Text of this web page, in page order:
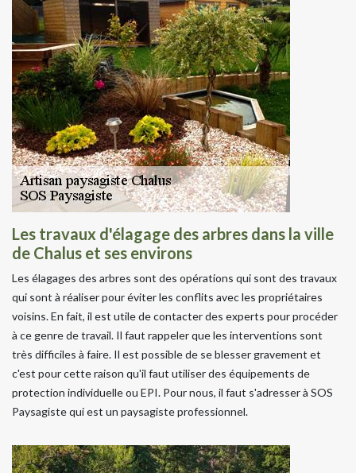
Les travaux d'élagage des arbres dans la ville
de Chalus et ses environs
Les élagages des arbres sont des opérations qui sont des travaux
qui sont à réaliser pour éviter les conflits avec les propriétaires
voisins. En fait, il est utile de contacter des experts pour procéder
à ce genre de travail. Il faut rappeler que les interventions sont
très difficiles à faire. Il est possible de se blesser gravement et
c'est pour cette raison qu'il faut utiliser des équipements de
protection individuelle ou EPI. Pour nous, il faut s'adresser à SOS
Paysagiste qui est un paysagiste professionnel.